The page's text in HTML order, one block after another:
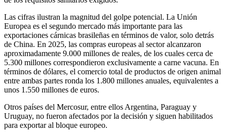
Las cifras ilustran la magnitud del golpe potencial. La Unión
Europea es el segundo mercado más importante para las
exportaciones cárnicas brasileñas en términos de valor, solo detrás
de China. En 2025, las compras europeas al sector alcanzaron
aproximadamente 9.000 millones de reales, de los cuales cerca de
5.300 millones correspondieron exclusivamente a carne vacuna. En
términos de dólares, el comercio total de productos de origen animal
entre ambas partes ronda los 1.800 millones anuales, equivalentes a
unos 1.550 millones de euros.
Otros países del Mercosur, entre ellos Argentina, Paraguay y
Uruguay, no fueron afectados por la decisión y siguen habilitados
para exportar al bloque europeo.